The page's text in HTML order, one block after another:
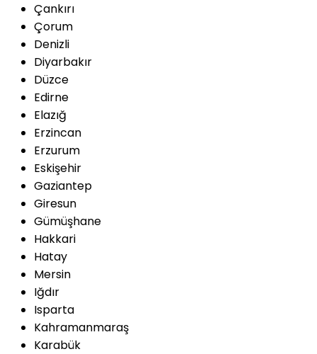
Çankırı
Çorum
Denizli
Diyarbakır
Düzce
Edirne
Elazığ
Erzincan
Erzurum
Eskişehir
Gaziantep
Giresun
Gümüşhane
Hakkari
Hatay
Mersin
Iğdır
Isparta
Kahramanmaraş
Karabük